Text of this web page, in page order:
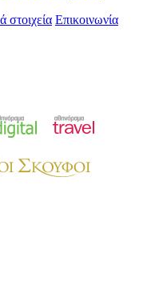
στοιχεία Επικοινωνία